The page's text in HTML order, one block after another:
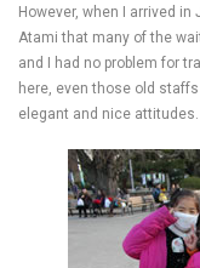
However, when I arrived
Atami that many of the
and I had no problem for
here, even those old
elegant and nice attitudes.